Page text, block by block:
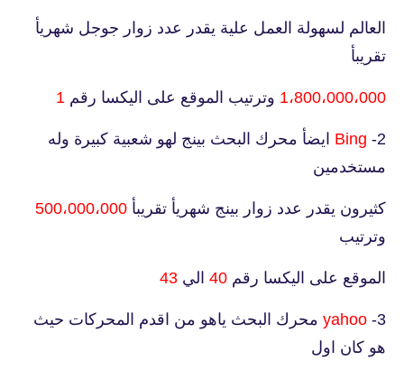
العالم لسهولة العمل علية يقدر عدد زوار جوجل شهريأ
تقريبأ
1،800،000،000 وترتيب الموقع على اليكسا رقم 1
2-
Bing ايضأ محرك البحث بينج لهو شعبية كبيرة وله
مستخدمين
كثيرون يقدر عدد زوار بينج شهريأ تقريبأ 500،000،000
وترتيب
الموقع على اليكسا رقم 40 الي 43
3-
yahoo محرك البحث ياهو من اقدم المحركات حيث
هو كان اول